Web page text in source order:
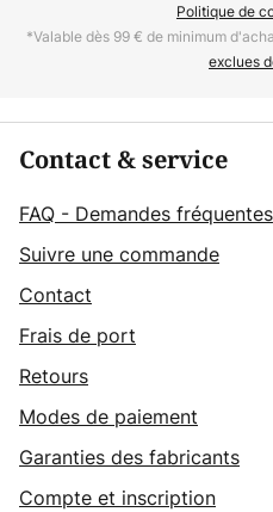
Politique de
*Valable dès 99 € de minimum
exclues
Contact & service
FAQ - Demandes fréquentes
Suivre une commande
Contact
Frais de port
Retours
Modes de paiement
Garanties des fabricants
Compte et inscription